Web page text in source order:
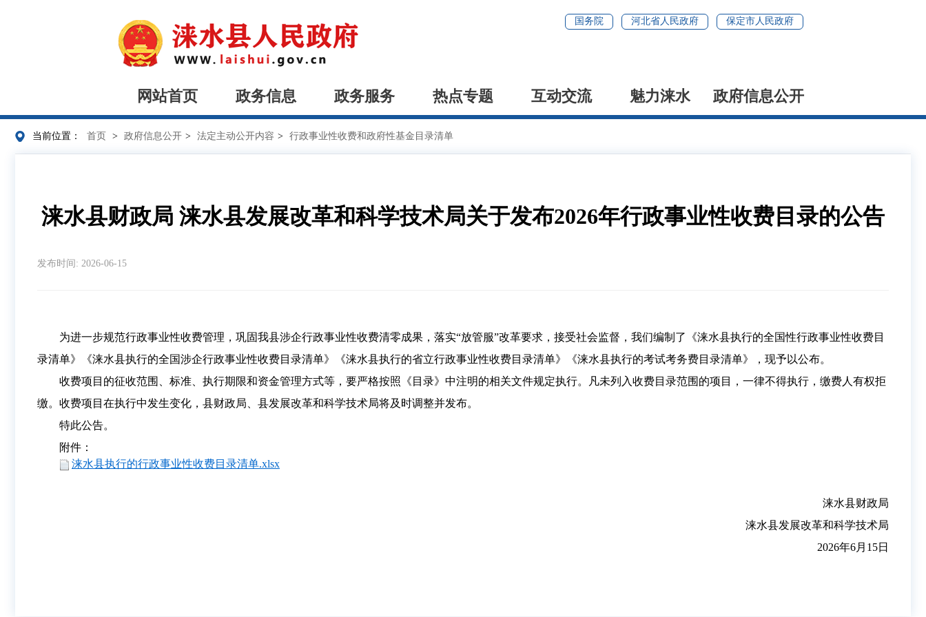
国务院 河北省人民政府 保定市人民政府
网站首页 政务信息 政务服务 热点专题 互动交流 魅力涞水 政府信息公开
当前位置： 首页 > 政府信息公开 > 法定主动公开内容 > 行政事业性收费和政府性基金目录清单
涞水县财政局 涞水县发展改革和科学技术局关于发布2026年行政事业性收费目录的公告
发布时间: 2026-06-15
为进一步规范行政事业性收费管理，巩固我县涉企行政事业性收费清零成果，落实“放管服”改革要求，接受社会监督，我们编制了《涞水县执行的全国性行政事业性收费目
录清单》《涞水县执行的全国涉企行政事业性收费目录清单》《涞水县执行的省立行政事业性收费目录清单》《涞水县执行的考试考务费目录清单》，现予以公布。
收费项目的征收范围、标准、执行期限和资金管理方式等，要严格按照《目录》中注明的相关文件规定执行。凡未列入收费目录范围的项目，一律不得执行，缴费人有权拒
缴。收费项目在执行中发生变化，县财政局、县发展改革和科学技术局将及时调整并发布。
特此公告。
附件：
涞水县执行的行政事业性收费目录清单.xlsx
涞水县财政局
涞水县发展改革和科学技术局
2026年6月15日